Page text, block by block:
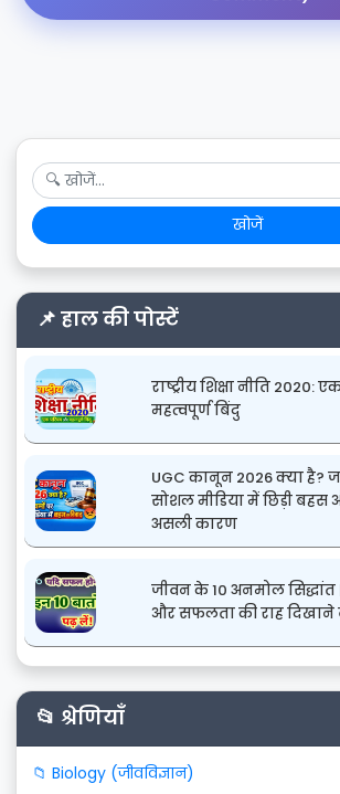
खोजें
📌 हाल की पोस्टें
राष्ट्रीय शिक्षा नीति 2020:
महत्वपूर्ण बिंदु
UGC कानून 2026 क्या है?
सोशल मीडिया में छिड़ी बहस
असली कारण
जीवन के 10 अनमोल सिद्धांत |
और सफलता की राह दिखाने
📂 श्रेणियाँ
📁 Biology (जीवविज्ञान)